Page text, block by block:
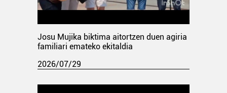
Josu Mujika biktima aitortzen duen agiria
familiari emateko ekitaldia
2026/07/29